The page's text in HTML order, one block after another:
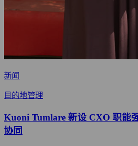
新闻
目的地管理
Kuoni Tumlare 新设 CXO 职能
协同